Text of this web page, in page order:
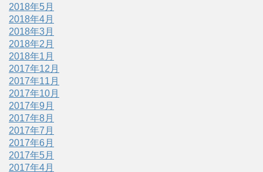
2018年5月
2018年4月
2018年3月
2018年2月
2018年1月
2017年12月
2017年11月
2017年10月
2017年9月
2017年8月
2017年7月
2017年6月
2017年5月
2017年4月